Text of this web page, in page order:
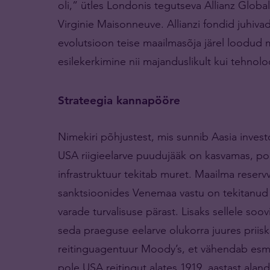
oli,” ütles Londonis tegutseva Allianz
Virginie Maisonneuve. Allianzi fondid
evolutsioon teise maailmasõja järel loodud
esilekerkimine nii majanduslikult kui
Strateegia kannapööre
Nimekiri põhjustest, mis sunnib Aasia
USA riigieelarve puudujääk on kasvamas,
infrastruktuur tekitab muret. Maailma
sanktsioonides Venemaa vastu on
varade turvalisuse pärast. Lisaks sellele
seda praeguse eelarve olukorra juures
reitinguagentuur Moody’s, et vähendab
pole USA reitingut alates 1919. aastast